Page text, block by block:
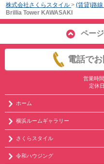
株式会社さくらスタイル > (賃貸)路
Brillia Tower KAWASAKI
ペー
電話で
営業時
定休
ホーム
横浜ルームギャラリー
さくらスタイル
令和ハウジング